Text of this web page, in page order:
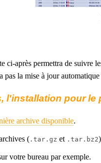
ci-après permettra de suivre
pas la mise à jour
l'installation pour le
archive disponible.
( .tar.gz et .tar.bz2
votre bureau par exemple.